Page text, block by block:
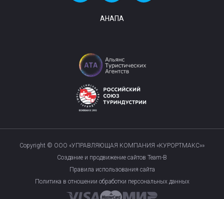
АНАПА
Copyright © ООО «УПРАВЛЯЮЩАЯ КОМПАНИЯ «КУРОРТМАКС»»
Создание и продвижение сайтов Team-B
Правила использования сайта
Политика в отношении обработки персональных данных